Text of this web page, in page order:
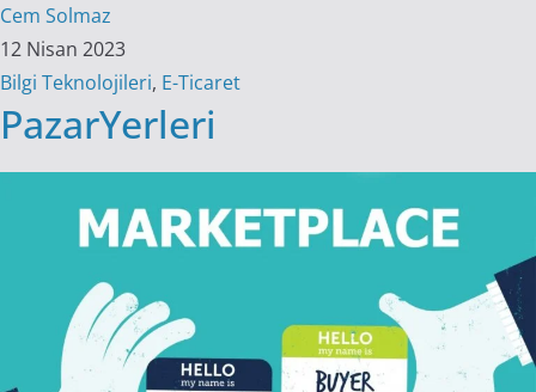
Cem Solmaz
12 Nisan 2023
Bilgi Teknolojileri, E-Ticaret
PazarYerleri